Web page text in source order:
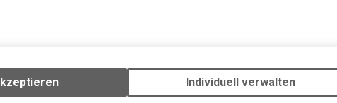
Tubeless Air Valve Tubeless.
Made in Canada
um die grundlegenden Funktionen unseres Online-Angebots, wie die
des Warenkorbs, zu ermöglichen. Bitte beachten Sie, dass die
Individuell verwalten